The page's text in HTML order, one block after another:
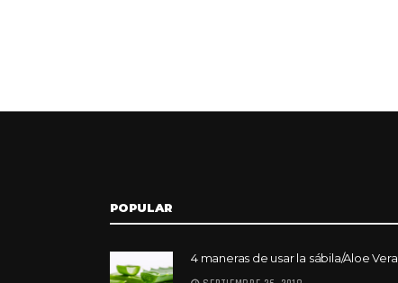
POPULAR
4 maneras de usar la sábila/Aloe Vera